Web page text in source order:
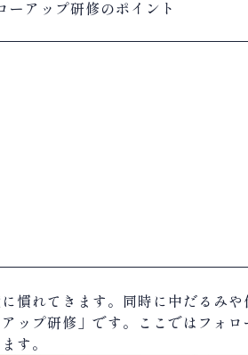
ーアップ研修のポイント
慣れてきます。同時に中だるみ
ップ研修」です。ここではフォ
す。